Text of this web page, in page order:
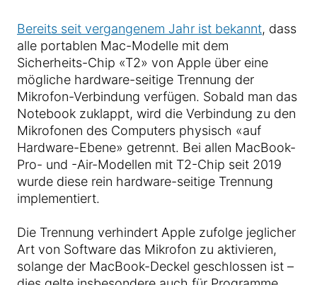
Bereits seit vergangenem Jahr ist bekannt, dass
alle portablen Mac-Modelle mit dem
Sicherheits-Chip «T2» von Apple über eine
mögliche hardware-seitige Trennung der
Mikrofon-Verbindung verfügen. Sobald man das
Notebook zuklappt, wird die Verbindung zu den
Mikrofonen des Computers physisch «auf
Hardware-Ebene» getrennt. Bei allen MacBook-
Pro- und -Air-Modellen mit T2-Chip seit 2019
wurde diese rein hardware-seitige Trennung
implementiert.
Die Trennung verhindert Apple zufolge jeglicher
Art von Software das Mikrofon zu aktivieren,
solange der MacBook-Deckel geschlossen ist –